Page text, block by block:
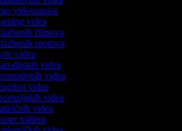
videozapisa
videa
filmova
spotova
videa
videa
videa
videa
videa
videa
trailera